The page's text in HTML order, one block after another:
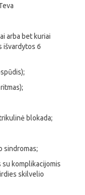
arba bet kuriai
išvardytos 6
blokada;
sindromas;
komplikacijomis
skilvelio